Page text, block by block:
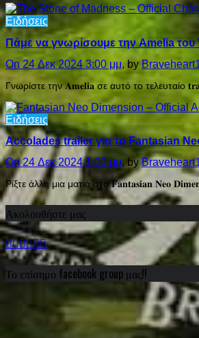
Ειδήσεις
Πάμε να γνωρίσουμε την Amelia
On 24 Δεκ 2024 3:00 μμ, by
Γνωρίστε την 𝐀𝐦𝐞𝐥𝐢𝐚 σε αυτό το τελευταίο
Ειδήσεις
Accolades trailer για το Fantasian
On 24 Δεκ 2024 1:00 μμ, by
Ρίξτε άλλη μια ματιά στο 𝐅𝐚𝐧𝐭𝐚𝐬𝐢𝐚𝐧 𝐍𝐞𝐨
Ακολουθήστε μας
Το επίσημο facebook group μας!!